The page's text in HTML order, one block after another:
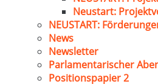
Neustart:
NEUSTART:
News
Newsletter
Parlamentarischer
Positionspapier 2